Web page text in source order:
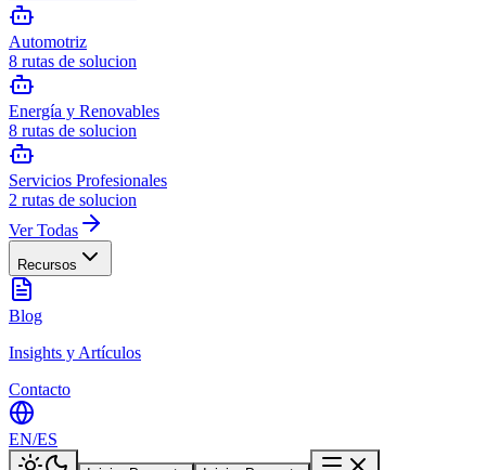
Automotriz
8 rutas de solucion
Energía y Renovables
8 rutas de solucion
Servicios Profesionales
2 rutas de solucion
Ver Todas
Recursos
Blog
Insights y Artículos
Contacto
EN/ES